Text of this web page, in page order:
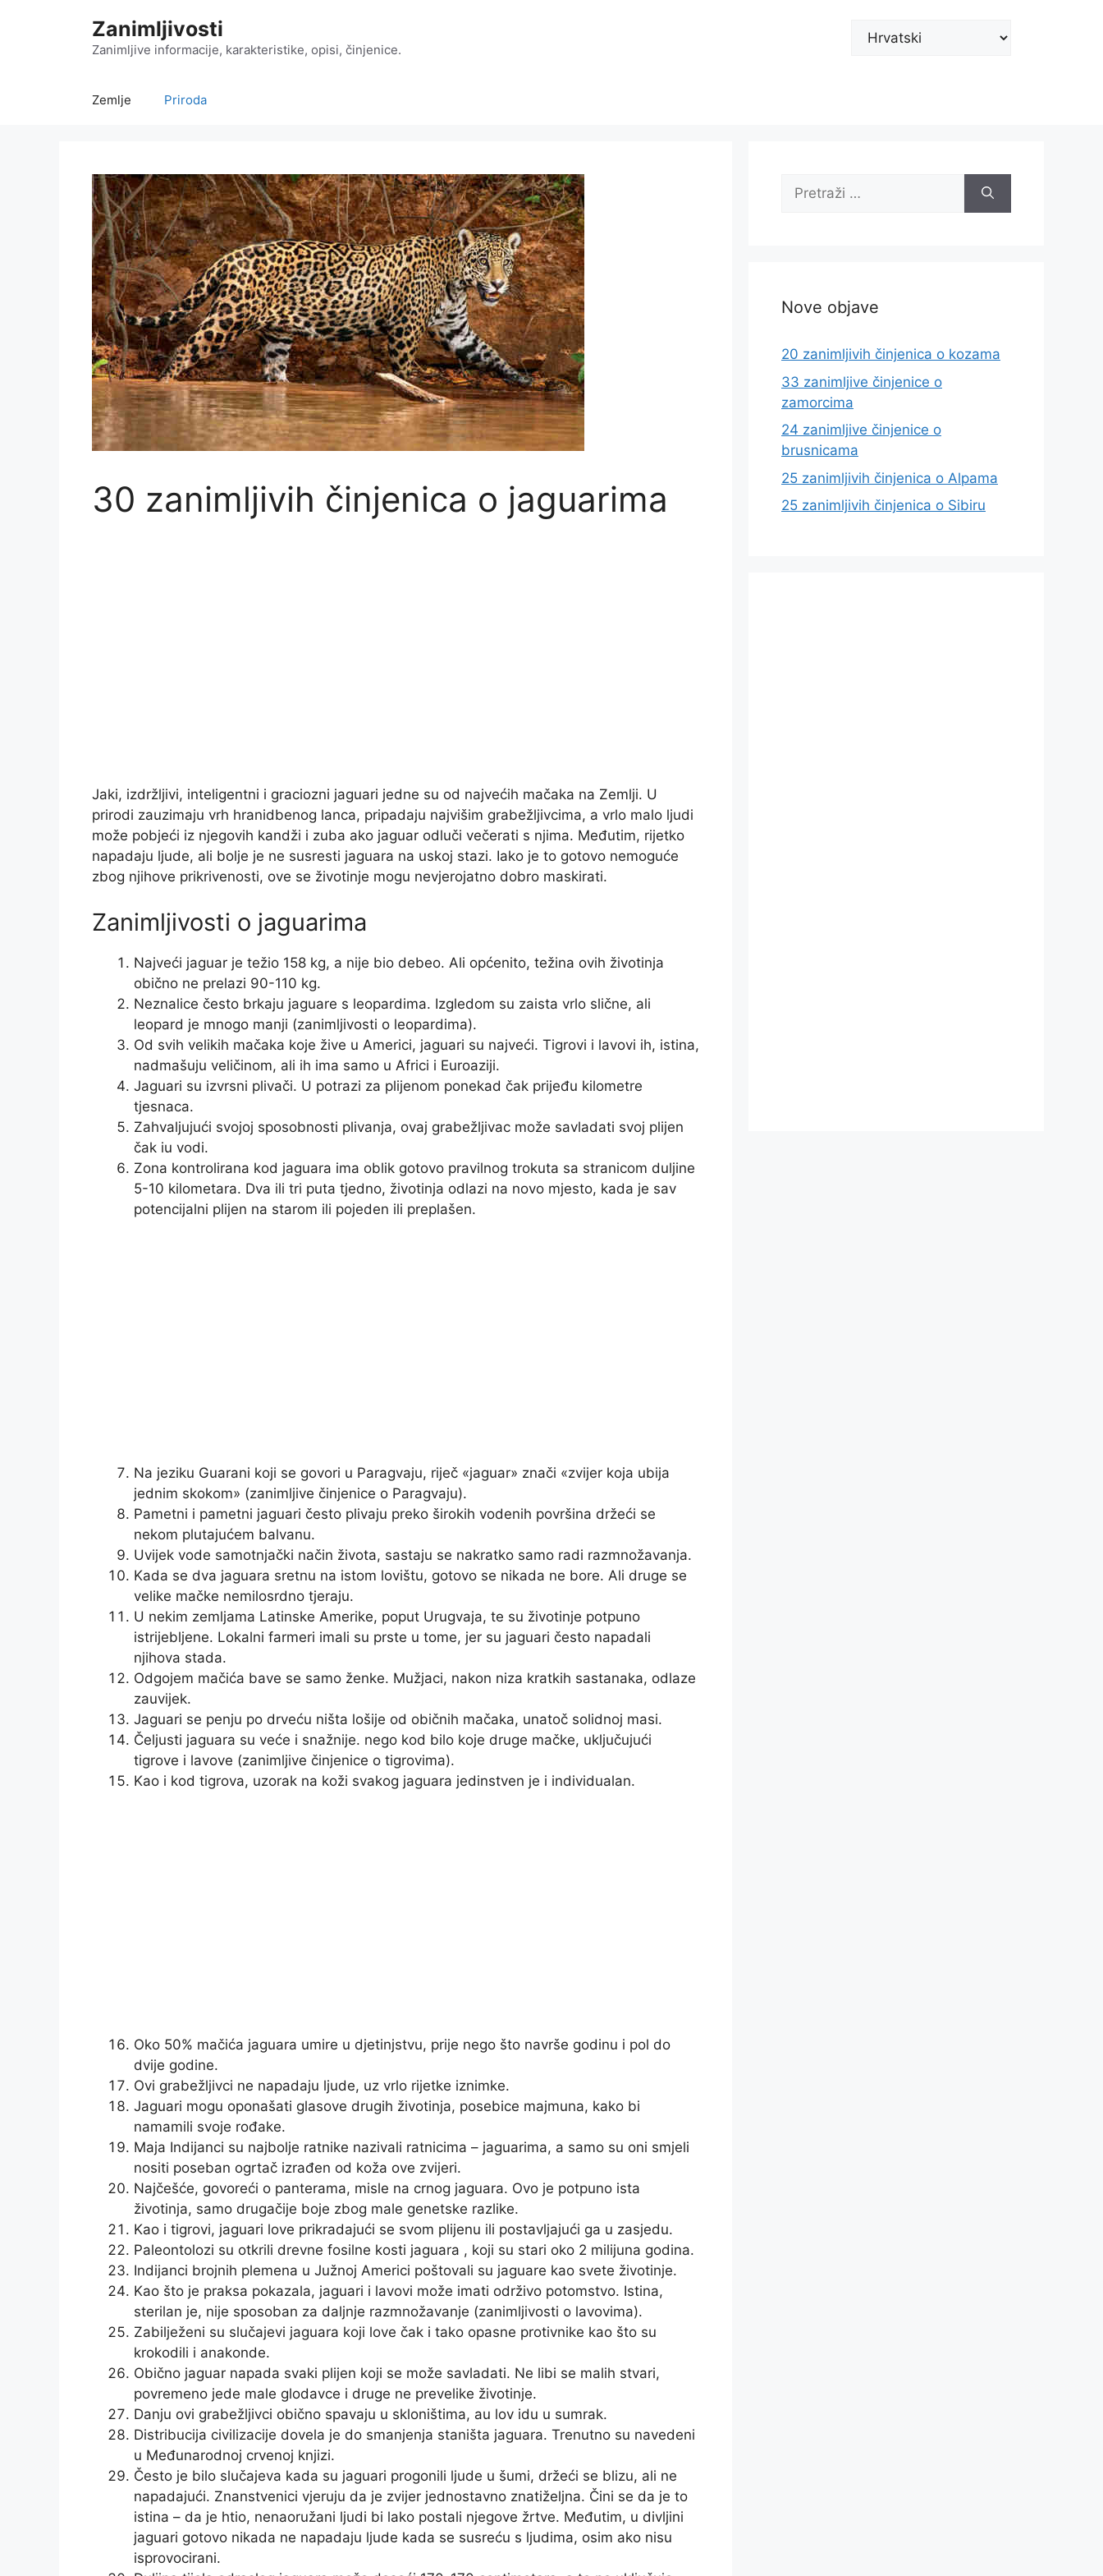
Zanimljivosti
Zanimljive informacije, karakteristike, opisi, činjenice.
Odaberite
Zemlje Priroda
30 zanimljivih činjenica o jaguarima
Jaki, izdržljivi, inteligentni i graciozni jaguari jedne su od najvećih mačaka na Zemlji. U
prirodi zauzimaju vrh hranidbenog lanca, pripadaju najvišim grabežljivcima, a vrlo malo ljudi
može pobjeći iz njegovih kandži i zuba ako jaguar odluči večerati s njima. Međutim, rijetko
napadaju ljude, ali bolje je ne susresti jaguara na uskoj stazi. Iako je to gotovo nemoguće
zbog njihove prikrivenosti, ove se životinje mogu nevjerojatno dobro maskirati.
Zanimljivosti o jaguarima
Najveći jaguar je težio 158 kg, a nije bio debeo. Ali općenito, težina ovih životinja
obično ne prelazi 90-110 kg.
Neznalice često brkaju jaguare s leopardima. Izgledom su zaista vrlo slične, ali
leopard je mnogo manji (zanimljivosti o leopardima).
Od svih velikih mačaka koje žive u Americi, jaguari su najveći. Tigrovi i lavovi ih, istina,
nadmašuju veličinom, ali ih ima samo u Africi i Euroaziji.
Jaguari su izvrsni plivači. U potrazi za plijenom ponekad čak prijeđu kilometre
tjesnaca.
Zahvaljujući svojoj sposobnosti plivanja, ovaj grabežljivac može savladati svoj plijen
čak iu vodi.
Zona kontrolirana kod jaguara ima oblik gotovo pravilnog trokuta sa stranicom duljine
5-10 kilometara. Dva ili tri puta tjedno, životinja odlazi na novo mjesto, kada je sav
potencijalni plijen na starom ili pojeden ili preplašen.
Na jeziku Guarani koji se govori u Paragvaju, riječ «jaguar» znači «zvijer koja ubija
jednim skokom» (zanimljive činjenice o Paragvaju).
Pametni i pametni jaguari često plivaju preko širokih vodenih površina držeći se
nekom plutajućem balvanu.
Uvijek vode samotnjački način života, sastaju se nakratko samo radi razmnožavanja.
Kada se dva jaguara sretnu na istom lovištu, gotovo se nikada ne bore. Ali druge se
velike mačke nemilosrdno tjeraju.
U nekim zemljama Latinske Amerike, poput Urugvaja, te su životinje potpuno
istrijebljene. Lokalni farmeri imali su prste u tome, jer su jaguari često napadali
njihova stada.
Odgojem mačića bave se samo ženke. Mužjaci, nakon niza kratkih sastanaka, odlaze
zauvijek.
Jaguari se penju po drveću ništa lošije od običnih mačaka, unatoč solidnoj masi.
Čeljusti jaguara su veće i snažnije. nego kod bilo koje druge mačke, uključujući
tigrove i lavove (zanimljive činjenice o tigrovima).
Kao i kod tigrova, uzorak na koži svakog jaguara jedinstven je i individualan.
Oko 50% mačića jaguara umire u djetinjstvu, prije nego što navrše godinu i pol do
dvije godine.
Ovi grabežljivci ne napadaju ljude, uz vrlo rijetke iznimke.
Jaguari mogu oponašati glasove drugih životinja, posebice majmuna, kako bi
namamili svoje rođake.
Maja Indijanci su najbolje ratnike nazivali ratnicima – jaguarima, a samo su oni smjeli
nositi poseban ogrtač izrađen od koža ove zvijeri.
Najčešće, govoreći o panterama, misle na crnog jaguara. Ovo je potpuno ista
životinja, samo drugačije boje zbog male genetske razlike.
Kao i tigrovi, jaguari love prikradajući se svom plijenu ili postavljajući ga u zasjedu.
Paleontolozi su otkrili drevne fosilne kosti jaguara , koji su stari oko 2 milijuna godina.
Indijanci brojnih plemena u Južnoj Americi poštovali su jaguare kao svete životinje.
Kao što je praksa pokazala, jaguari i lavovi može imati održivo potomstvo. Istina,
sterilan je, nije sposoban za daljnje razmnožavanje (zanimljivosti o lavovima).
Zabilježeni su slučajevi jaguara koji love čak i tako opasne protivnike kao što su
krokodili i anakonde.
Obično jaguar napada svaki plijen koji se može savladati. Ne libi se malih stvari,
povremeno jede male glodavce i druge ne prevelike životinje.
Danju ovi grabežljivci obično spavaju u skloništima, au lov idu u sumrak.
Distribucija civilizacije dovela je do smanjenja staništa jaguara. Trenutno su navedeni
u Međunarodnoj crvenoj knjizi.
Često je bilo slučajeva kada su jaguari progonili ljude u šumi, držeći se blizu, ali ne
napadajući. Znanstvenici vjeruju da je zvijer jednostavno znatiželjna. Čini se da je to
istina – da je htio, nenaoružani ljudi bi lako postali njegove žrtve. Međutim, u divljini
jaguari gotovo nikada ne napadaju ljude kada se susreću s ljudima, osim ako nisu
isprovocirani.
Pretraži:
Nove objave
20 zanimljivih činjenica o kozama
33 zanimljive činjenice o
zamorcima
24 zanimljive činjenice o
brusnicama
25 zanimljivih činjenica o Alpama
25 zanimljivih činjenica o Sibiru